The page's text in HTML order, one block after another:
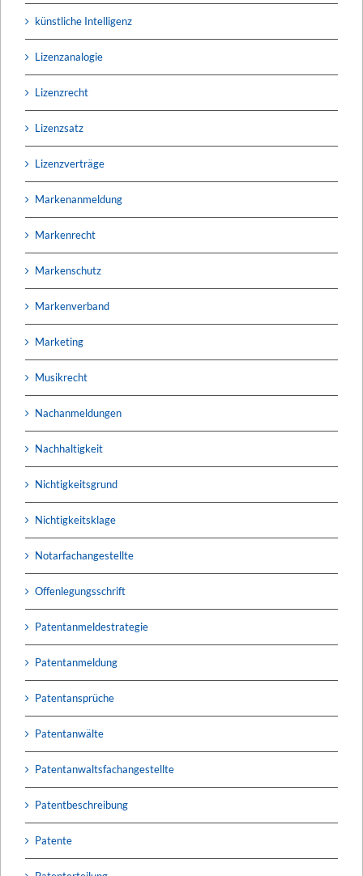
künstliche Intelligenz
Lizenzanalogie
Lizenzrecht
Lizenzsatz
Lizenzverträge
Markenanmeldung
Markenrecht
Markenschutz
Markenverband
Marketing
Musikrecht
Nachanmeldungen
Nachhaltigkeit
Nichtigkeitsgrund
Nichtigkeitsklage
Notarfachangestellte
Offenlegungsschrift
Patentanmeldestrategie
Patentanmeldung
Patentansprüche
Patentanwälte
Patentanwaltsfachangestellte
Patentbeschreibung
Patente